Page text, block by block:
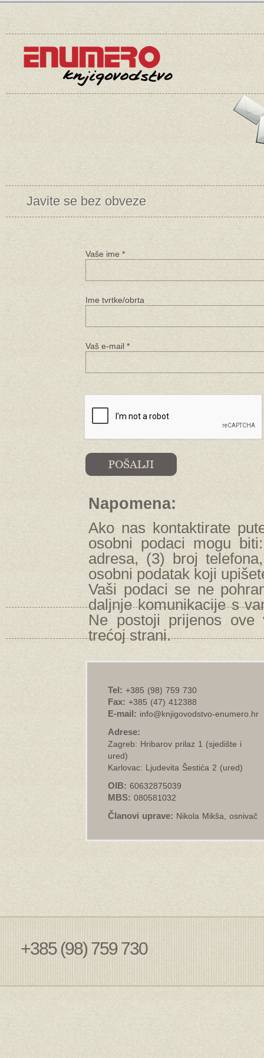
Javite se bez obveze
Vaše ime *
Ime tvrtke/obrta
Vaš e-mail *
Napomena:
Ako nas kontaktirate
osobni podaci mogu
adresa, (3) broj
osobni podatak koji
Vaši podaci se ne
daljnje komunikacije s
Ne postoji prijenos ove
trećoj strani.
Tel: +385 (98) 759 730
Fax: +385 (47) 412388
E-mail: info@knjigovodstvo-enumero.hr
Adrese:
Zagreb: Hribarov prilaz 1 (sjedište i
ured)
Karlovac: Ljudevita Šestića 2 (ured)
OIB: 60632875039
MBS: 080581032
Članovi uprave: Nikola Mikša, osnivač
+385 (98) 759 730